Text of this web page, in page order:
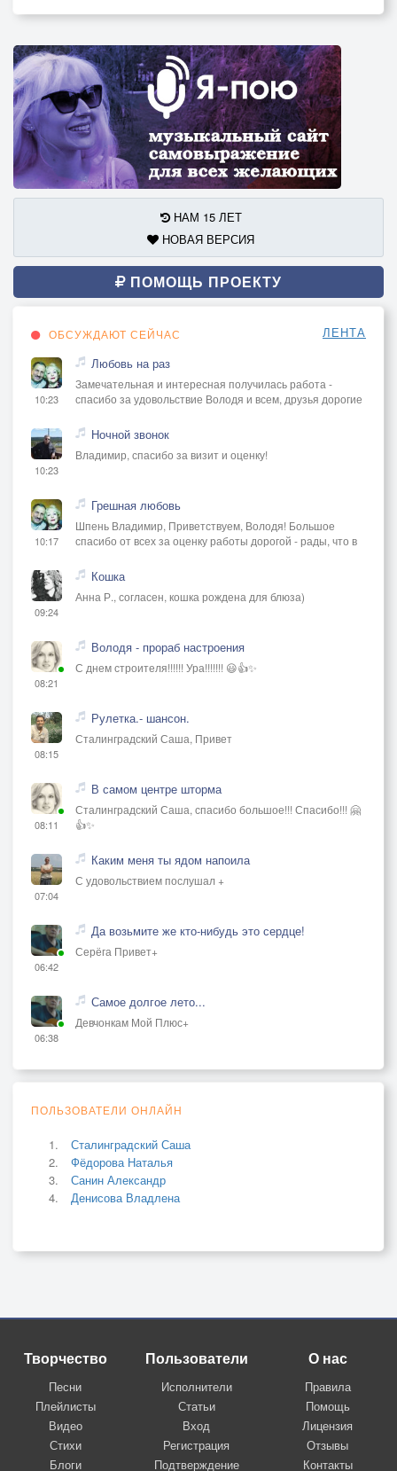
НАМ 15 ЛЕТ
НОВАЯ ВЕРСИЯ
ПОМОЩЬ ПРОЕКТУ
ОБСУЖДАЮТ СЕЙЧАС ЛЕНТА
10:23
Любовь на раз
Замечательная и интересная получилась работа -
спасибо за удовольствие Володя и всем, друзья дорогие
10:23
Ночной звонок
Владимир, спасибо за визит и оценку!
10:17
Грешная любовь
Шпень Владимир, Приветствуем, Володя! Большое
спасибо от всех за оценку работы дорогой - рады, что в
09:24
Кошка
Анна Р., согласен, кошка рождена для блюза)
08:21
Володя - прораб настроения
С днем строителя!!!!!! Ура!!!!!!! 😃👍✨
08:15
Рулетка.- шансон.
Сталинградский Саша, Привет
08:11
В самом центре шторма
Сталинградский Саша, спасибо большое!!! Спасибо!!! 🤗
👍✨
07:04
Каким меня ты ядом напоила
С удовольствием послушал +
06:42
Да возьмите же кто-нибудь это сердце!
Серёга Привет+
06:38
Самое долгое лето...
Девчонкам Мой Плюс+
ПОЛЬЗОВАТЕЛИ ОНЛАЙН
Сталинградский Саша
Фёдорова Наталья
Санин Александр
Денисова Владлена
Творчество
Песни
Плейлисты
Видео
Стихи
Блоги
Пользователи
Исполнители
Статьи
Вход
Регистрация
Подтверждение
О нас
Правила
Помощь
Лицензия
Отзывы
Контакты